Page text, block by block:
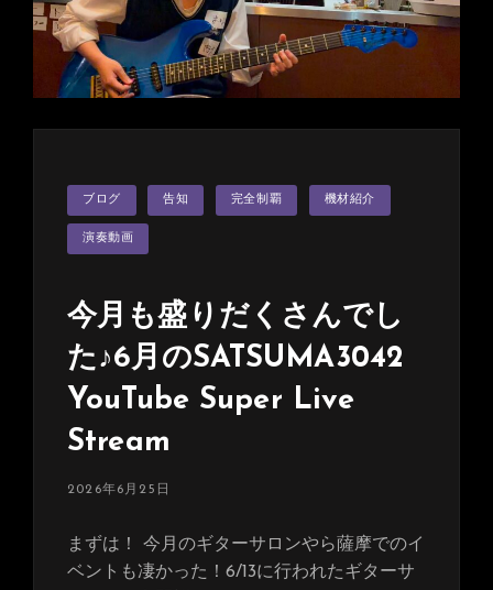
ロ
グ
に
濃
か
っ
(≧▽≦)
ゴ
ー
ブログ 告知 完全制覇 機材紹介
演奏動画
今月も盛りだくさんでし
た♪6月のSATSUMA3042
YouTube Super Live
Stream
投
2026年6月25日
まずは！ 今月のギターサロンやら薩摩でのイ
ベントも凄かった！6/13に行われたギターサ